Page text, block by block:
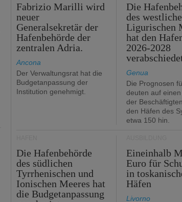
Fabrizio Marilli wird
neuer
Generalsekretär der
Hafenbehörde der
zentralen Adria.
Ancona
Der Verwaltungsrat hat die
Budgetanpassung der
Institution genehmigt.
Die
des
Ligurischen
hat den
2026-2028
Genua
Die Prognosen
deuten auf einen
der
den Häfen des
etwa 150 hin.
Die Hafenbehörde
des südlichen
Tyrrhenischen und
Ionischen Meeres hat
die Budgetanpassung
Eineinhalb
Euro für
in
Häfen
Livorno